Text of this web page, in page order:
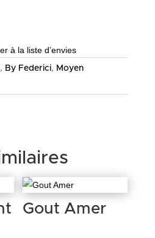
à la liste d’envies
, By Federici, Moyen
Gout Amer